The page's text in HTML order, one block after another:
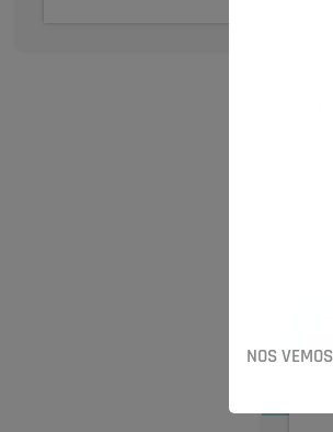
NOS